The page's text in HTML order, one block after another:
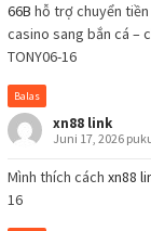
66B hỗ trợ chuyển
casino sang bắn cá –
TONY06-16
Balas
xn88 link
Juni 17, 2026
Mình thích cách xn88
16